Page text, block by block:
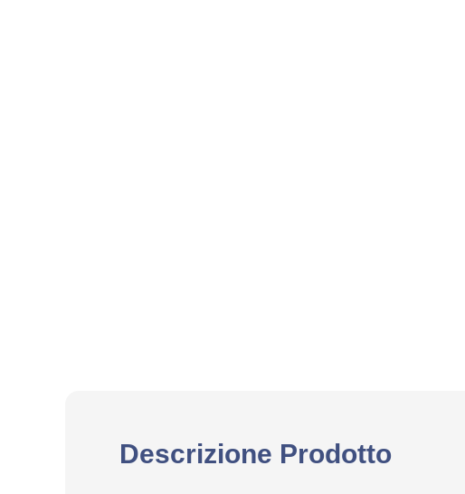
Descrizione Prodotto